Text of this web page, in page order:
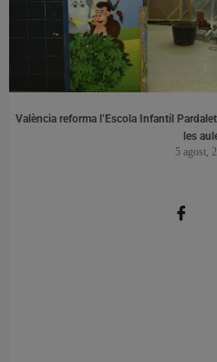
València reforma l’Escola Infantil
les
5 agost,